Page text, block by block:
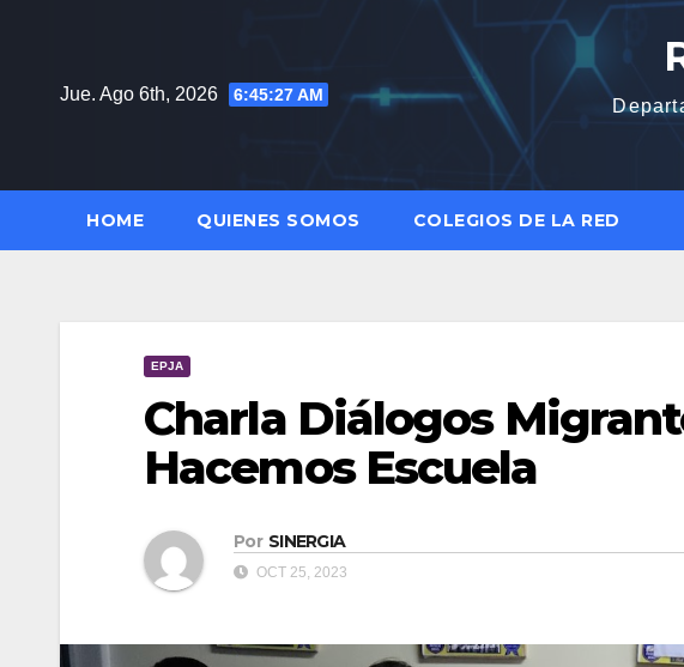
contenidoJue. Ago 6th, 2026 6:45:28 AM
HOME QUIENES SOMOS COLEGIOS DE LA RED
EPJA
Charla Diálogos
Hacemos Escuela
Por SINERGIA
OCT 25, 2023